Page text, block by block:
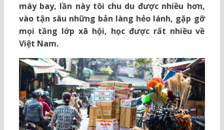
máy bay, lần này tôi chu du được nhiều hơn,
vào tận sâu những bản làng hẻo lánh, gặp gỡ
mọi tầng lớp xã hội, học được rất nhiều về
Việt Nam.